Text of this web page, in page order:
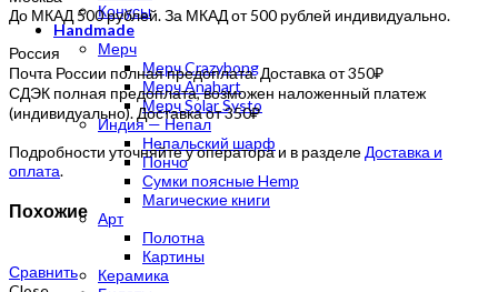
Конусы
Handmade
Мерч
Мерч Crazybong
Мерч Anahart
Мерч Solar Systo
Индия — Непал
Непальский шарф
Пончо
Сумки поясные Hemp
Магические книги
Арт
Полотна
Картины
Керамика
До МКАД 500 рублей. За МКАД от 500 рублей индивидуально.
Россия
Почта России полная предоплата. Доставка от 350₽
СДЭК полная предоплата, возможен наложенный платеж
(индивидуально). Доставка от 350₽
Подробности уточняйте у оператора и в разделе Доставка и
оплата.
Похожие
Сравнить